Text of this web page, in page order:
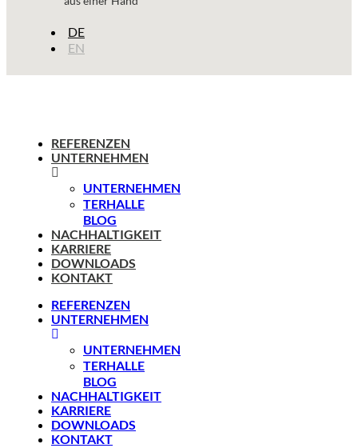
DE
EN
REFERENZEN
UNTERNEHMEN
UNTERNEHMEN
TERHALLE
BLOG
NACHHALTIGKEIT
KARRIERE
DOWNLOADS
KONTAKT
REFERENZEN
UNTERNEHMEN
UNTERNEHMEN
TERHALLE
BLOG
NACHHALTIGKEIT
KARRIERE
DOWNLOADS
KONTAKT